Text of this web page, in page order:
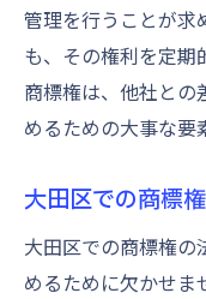
管理を行うことが求
も、その権利を定期
商標権は、他社との
めるための大事な要
大田区での商標
大田区での商標権の
めるために欠かせま